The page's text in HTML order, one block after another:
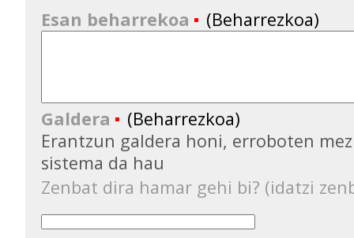
Esan beharrekoa (Beharrezkoa)
Galdera
(Beharrezkoa)
Erantzun galdera honi, erroboten
sistema da hau
Zenbat dira hamar gehi bi? (idatzi